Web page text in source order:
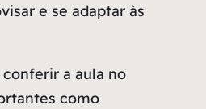
e se adaptar às
a aula no
como